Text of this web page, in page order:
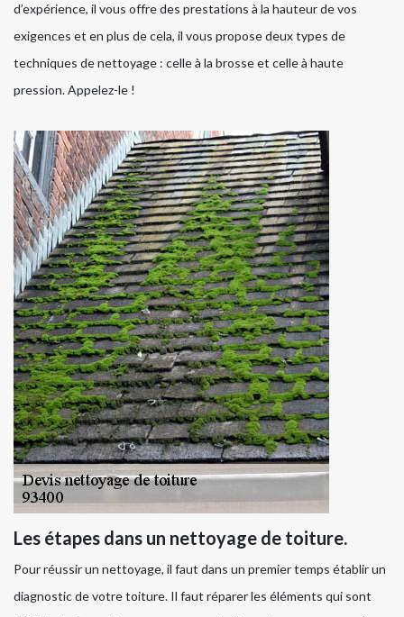
d’expérience, il vous offre des prestations à la hauteur de vos
exigences et en plus de cela, il vous propose deux types de
techniques de nettoyage : celle à la brosse et celle à haute
pression. Appelez-le !
Les étapes dans un nettoyage de toiture.
Pour réussir un nettoyage, il faut dans un premier temps établir un
diagnostic de votre toiture. Il faut réparer les éléments qui sont